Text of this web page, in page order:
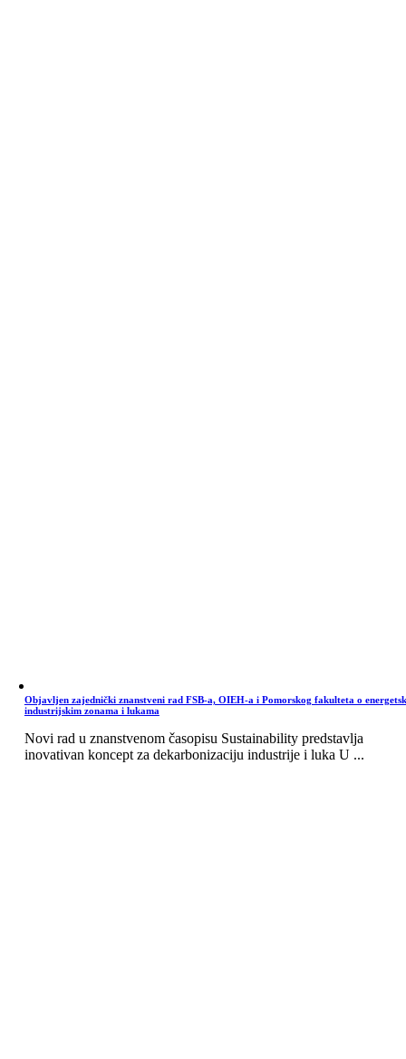
Objavljen zajednički znanstveni rad FSB-a, OIEH-a i Pomorskog fakulteta o
industrijskim zonama i lukama
Novi rad u znanstvenom časopisu Sustainability predstavlja
inovativan koncept za dekarbonizaciju industrije i luka U ...